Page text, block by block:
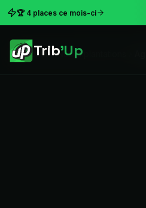
🏆 4 places ce mois-ci
Trib'Up
Accueil Nos implantations